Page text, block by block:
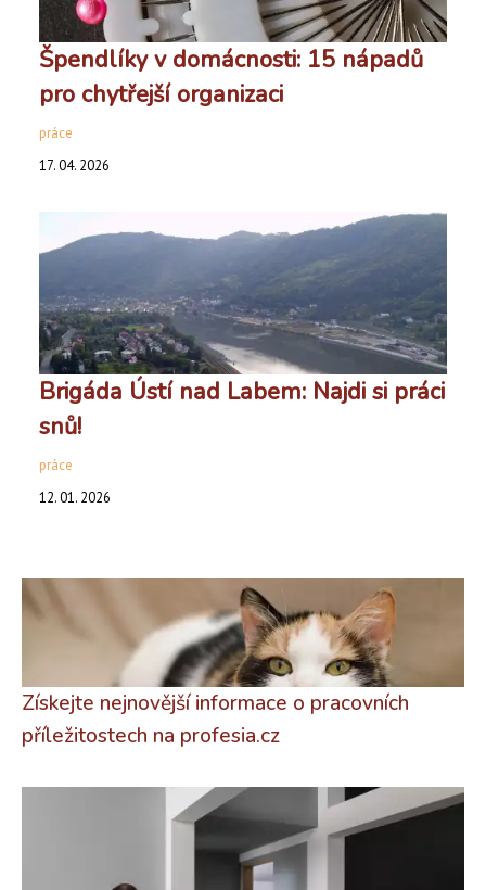
Špendlíky v domácnosti: 15 nápadů
pro chytřejší organizaci
práce
17. 04. 2026
Brigáda Ústí nad Labem: Najdi si práci
snů!
práce
12. 01. 2026
Získejte nejnovější informace o pracovních
příležitostech na profesia.cz